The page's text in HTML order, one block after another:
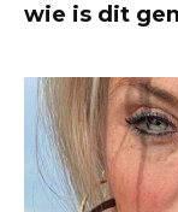
wie is dit